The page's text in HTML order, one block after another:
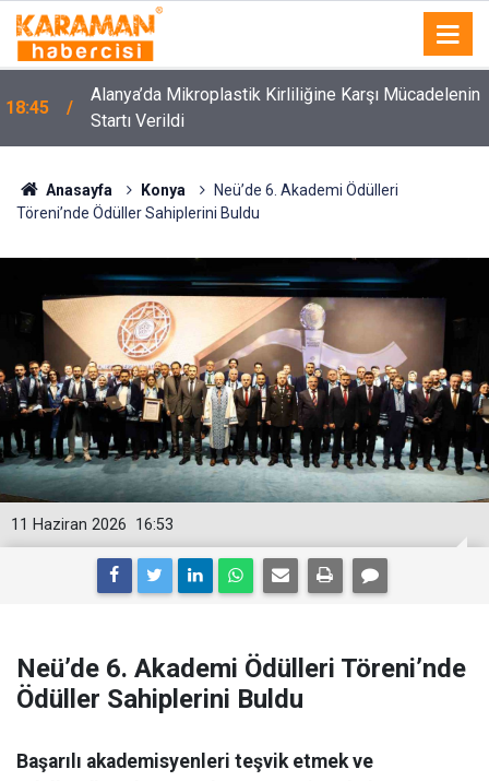
18:45
Alanya’da Mikroplastik Kirliliğine Karşı Mücadelenin
Startı Verildi
Anasayfa Konya
Neü’de 6. Akademi Ödülleri
Töreni’nde Ödüller Sahiplerini Buldu
16:53
11 Haziran 2026
Neü’de 6. Akademi Ödülleri Töreni’nde
Ödüller Sahiplerini Buldu
Başarılı akademisyenleri teşvik etmek ve